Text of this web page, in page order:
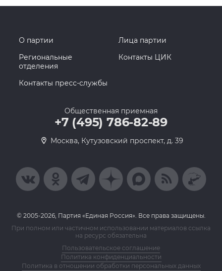
О партии
Лица партии
Региональные
отделения
Контакты ЦИК
Контакты пресс-службы
Общественная приемная
+7 (495) 786-82-89
Москва, Кутузовский проспект, д. 39
© 2005-2026, Партия «Единая Россия». Все права защищены.
При полном или частичном использовании материалов ссылка
на ресурс обязательна
Пользовательское соглашение
Политика конфиденциальности
Политика в отношении обработки персональных данных